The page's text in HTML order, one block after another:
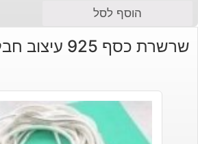
הוסף לסל
שרשרת כסף 925 עיצוב חבל אורך: 45 ס"מ